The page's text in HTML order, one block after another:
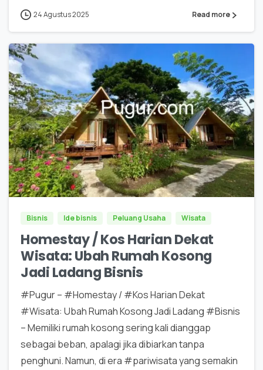
24 Agustus 2025 Read more
0 0
Bisnis Ide bisnis Peluang Usaha Wisata
Homestay / Kos Harian Dekat
Wisata: Ubah Rumah Kosong
Jadi Ladang Bisnis
#Pugur – #Homestay / #Kos Harian Dekat
#Wisata: Ubah Rumah Kosong Jadi Ladang #Bisnis
– Memiliki rumah kosong sering kali dianggap
sebagai beban, apalagi jika dibiarkan tanpa
penghuni. Namun, di era #pariwisata yang semakin